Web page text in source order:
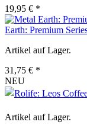
19,95 € *
Earth: Premium
Artikel auf Lager.
31,75 € *
NEU
Artikel auf Lager.